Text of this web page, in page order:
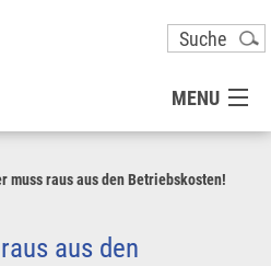
MENU
muss raus aus den Betriebskosten!
aus den